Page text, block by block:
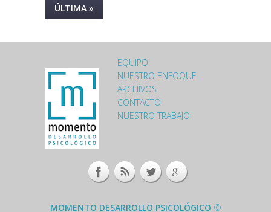
ÚLTIMA »
LOGO-MOMENTO-
FOOTER.PNG
EQUIPO
NUESTRO ENFOQUE
ARCHIVOS
CONTACTO
NUESTRO TRABAJO
MOMENTO DESARROLLO PSICOLÓGICO ©